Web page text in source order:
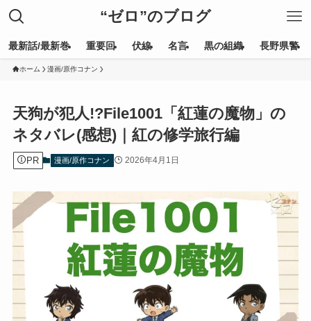
“ゼロ”のブログ
最新話/最新巻 重要回 伏線 名言 黒の組織 長野県警
ホーム 漫画/原作コナン
天狗が犯人!?File1001「紅蓮の魔物」の
ネタバレ(感想)｜紅の修学旅行編
PR 漫画/原作コナン 2026年4月1日